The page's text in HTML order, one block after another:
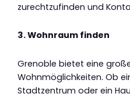
zurechtzufinden und
3. Wohnraum finden
Grenoble bietet eine
Wohnmöglichkeiten. Ob
Stadtzentrum oder ein